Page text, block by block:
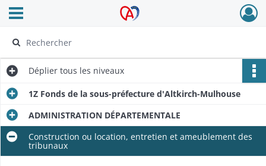
Archives Alsace - Colmar
Ouvrir le menu déroulant
Déplier tous les niveaux
1Z Fonds de la sous-préfecture d'Altkirch-Mulhouse
ADMINISTRATION DÉPARTEMENTALE
Construction ou location, entretien et ameublement des
tribunaux